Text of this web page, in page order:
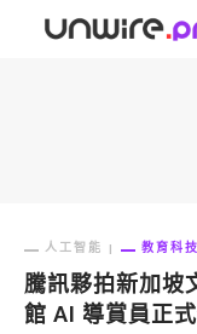
人工智能 教育科技
騰訊夥拍新加
館 AI 導賞員正